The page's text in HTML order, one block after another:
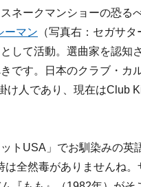
ネークマンショーの恐る
ーマン （写真右：セガサ
して活動。選曲家を認知
です。日本のクラブ・カ
け人であり、現在はClub
トUSA」でお馴染みの英
は全然毒がありませんね